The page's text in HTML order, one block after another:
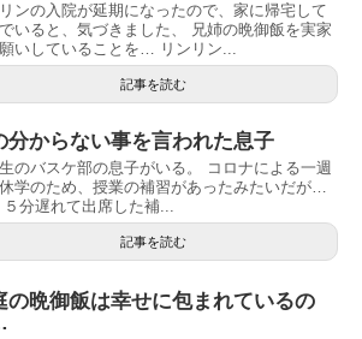
ンの入院が延期になったので、家に帰宅して
いると、気づきました、 兄姉の晩御飯を実家
いしていることを… リンリン...
記事を読む
分からない事を言われた息子
のバスケ部の息子がいる。 コロナによる一週
学のため、授業の補習があったみたいだが…
分遅れて出席した補...
記事を読む
の晩御飯は幸せに包まれているの